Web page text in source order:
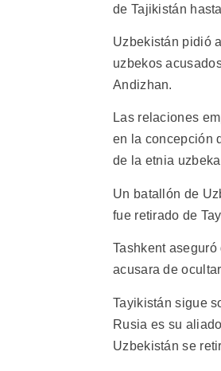
de Tajikistán
Uzbekistán pidió
uzbekos
Andizhan.
Las relaciones
en la concepción
de la etnia
Un batallón de
fue retirado de
Tashkent
acusara de
Tayikistán sigue
Rusia es su
Uzbekistán se